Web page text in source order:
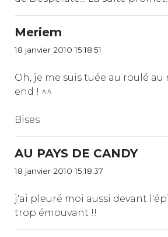
Meriem
18 janvier 2010 15:18:51
Oh, je me suis tuée au roulé
end ! ^^
Bises
AU PAYS DE CANDY
18 janvier 2010 15:18:37
j'ai pleuré moi aussi devant
trop émouvant !!